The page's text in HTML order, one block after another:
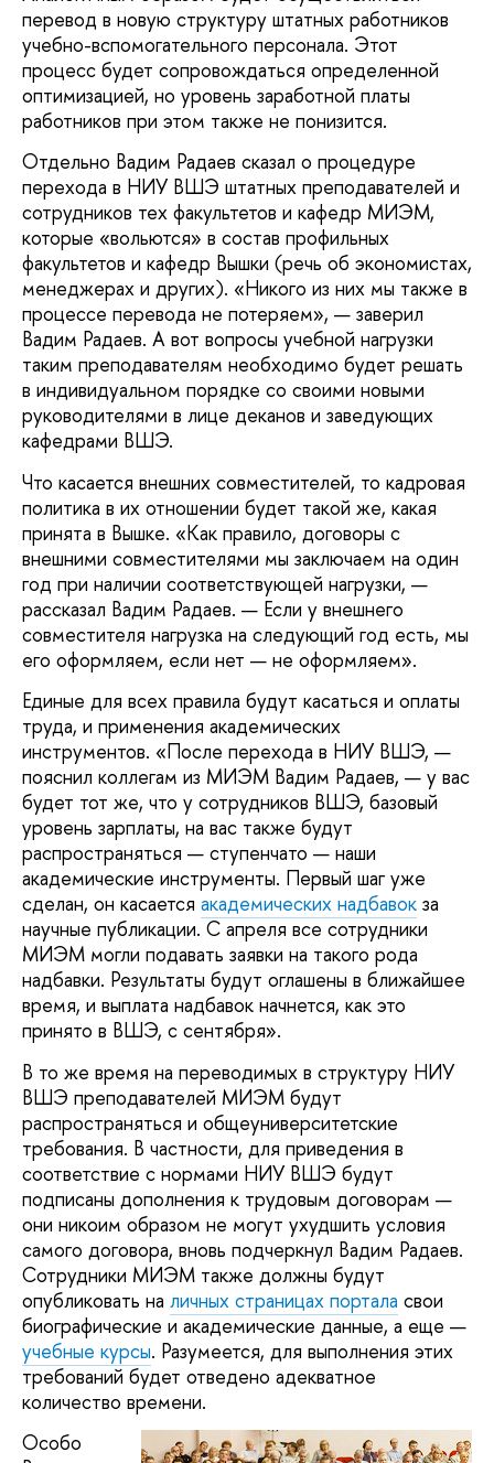
перевод в новую структуру штатных работников
учебно-вспомогательного персонала. Этот
процесс будет сопровождаться определенной
оптимизацией, но уровень заработной платы
работников при этом также не понизится.
Отдельно Вадим Радаев сказал о процедуре
перехода в НИУ ВШЭ штатных преподавателей и
сотрудников тех факультетов и кафедр МИЭМ,
которые «вольются» в состав профильных
факультетов и кафедр Вышки (речь об экономистах,
менеджерах и других). «Никого из них мы также в
процессе перевода не потеряем», — заверил
Вадим Радаев. А вот вопросы учебной нагрузки
таким преподавателям необходимо будет решать
в индивидуальном порядке со своими новыми
руководителями в лице деканов и заведующих
кафедрами ВШЭ.
Что касается внешних совместителей, то кадровая
политика в их отношении будет такой же, какая
принята в Вышке. «Как правило, договоры с
внешними совместителями мы заключаем на один
год при наличии соответствующей нагрузки, —
рассказал Вадим Радаев. — Если у внешнего
совместителя нагрузка на следующий год есть, мы
его оформляем, если нет — не оформляем».
Единые для всех правила будут касаться и оплаты
труда, и применения академических
инструментов. «После перехода в НИУ ВШЭ, —
пояснил коллегам из МИЭМ Вадим Радаев, — у вас
будет тот же, что у сотрудников ВШЭ, базовый
уровень зарплаты, на вас также будут
распространяться — ступенчато — наши
академические инструменты. Первый шаг уже
сделан, он касается академических надбавок за
научные публикации. С апреля все сотрудники
МИЭМ могли подавать заявки на такого рода
надбавки. Результаты будут оглашены в ближайшее
время, и выплата надбавок начнется, как это
принято в ВШЭ, с сентября».
В то же время на переводимых в структуру НИУ
ВШЭ преподавателей МИЭМ будут
распространяться и общеуниверситетские
требования. В частности, для приведения в
соответствие с нормами НИУ ВШЭ будут
подписаны дополнения к трудовым договорам —
они никоим образом не могут ухудшить условия
самого договора, вновь подчеркнул Вадим Радаев.
Сотрудники МИЭМ также должны будут
опубликовать на личных страницах портала свои
биографические и академические данные, а еще —
учебные курсы. Разумеется, для выполнения этих
требований будет отведено адекватное
количество времени.
Особо